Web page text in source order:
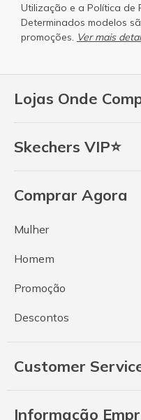
Lojas Onde
Skechers VIP⭐
Comprar Agora
Mulher
Homem
Promoção
Descontos
Customer
Informação
Utilização e a Política de
Determinados modelos
promoções. Ver mais